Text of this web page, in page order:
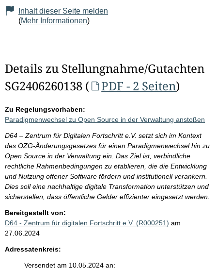
Inhalt dieser Seite melden
(Mehr Informationen)
Details zu Stellungnahme/Gutachten
SG2406260138 (
PDF - 2 Seiten)
Zu Regelungsvorhaben:
Paradigmenwechsel zu Open Source in der Verwaltung anstoßen
D64 – Zentrum für Digitalen Fortschritt e.V. setzt sich im Kontext
des OZG-Änderungsgesetzes für einen Paradigmenwechsel hin zu
Open Source in der Verwaltung ein. Das Ziel ist, verbindliche
rechtliche Rahmenbedingungen zu etablieren, die die Entwicklung
und Nutzung offener Software fördern und institutionell verankern.
Dies soll eine nachhaltige digitale Transformation unterstützen und
sicherstellen, dass öffentliche Gelder effizienter eingesetzt werden.
Bereitgestellt von:
D64 - Zentrum für digitalen Fortschritt e.V. (R000251) am
27.06.2024
Adressatenkreis:
Versendet am 10.05.2024 an: